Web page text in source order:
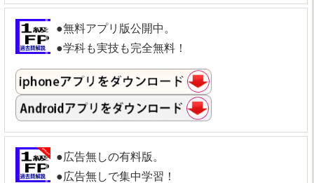
●無料アプリ版公開中。
●学科も実技も完全無料！
●広告無しの有料版。
●広告無しで集中学習！